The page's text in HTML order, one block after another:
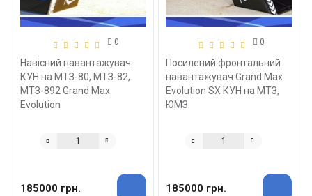
0
Навісний навантажувач
КУН на МТЗ-80, МТЗ-82,
МТЗ-892 Grand Max
Evolution
185000 грн.
0
Посилений фронтальний
навантажувач Grand Max
Evolution SX КУН на МТЗ,
ЮМЗ
185000 грн.